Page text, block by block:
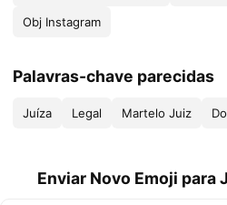
Obj Instagram
Palavras-chave parecidas
Juíza Legal Martelo Juiz
Enviar Novo Emoji para